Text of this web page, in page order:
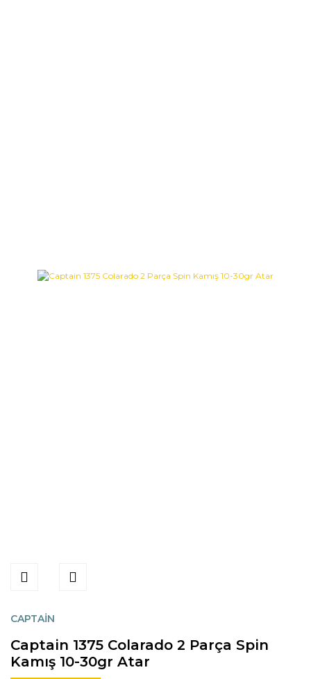
CAPTAİN
Captain 1375 Colarado 2 Parça Spin
Kamış 10-30gr Atar